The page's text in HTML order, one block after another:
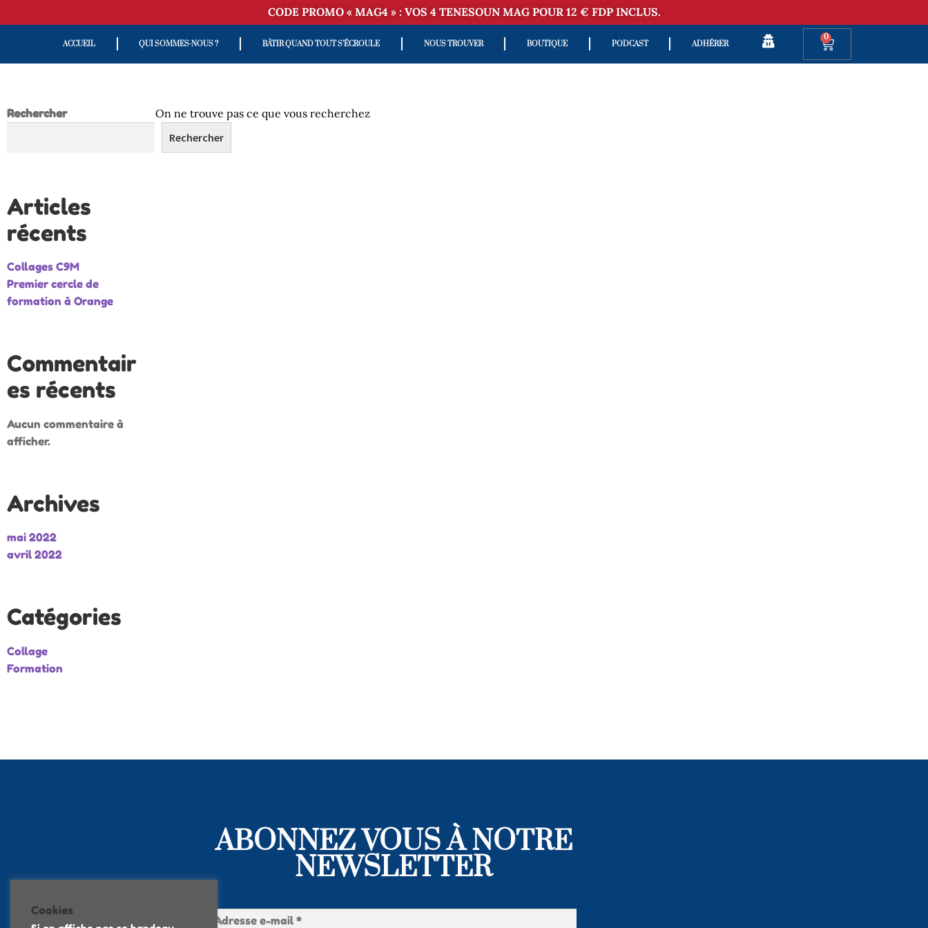
CODE PROMO « MAG4 » : VOS 4 TENESOUN MAG POUR 12 € FDP INCLUS.
ACCUEIL QUI SOMMES-NOUS ? BÂTIR QUAND TOUT S’ÉCROULE NOUS TROUVER BOUTIQUE PODCAST ADHÉRER
0
Rechercher
Rechercher
Articles
récents
Collages C9M
Premier cercle de
formation à Orange
Commentair
es récents
Aucun commentaire à
afficher.
Archives
mai 2022
avril 2022
Catégories
Collage
Formation
On ne trouve pas ce que vous recherchez
ABONNEZ VOUS À NOTRE
NEWSLETTER
Cookies